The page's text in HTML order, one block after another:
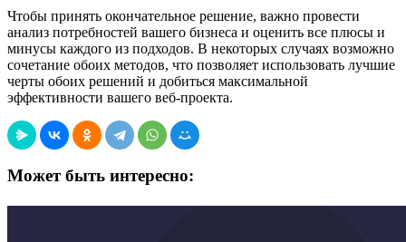
Чтобы принять окончательное решение, важно провести
анализ потребностей вашего бизнеса и оценить все плюсы и
минусы каждого из подходов. В некоторых случаях возможно
сочетание обоих методов, что позволяет использовать лучшие
черты обоих решений и добиться максимальной
эффективности вашего веб-проекта.
Может быть интересно: